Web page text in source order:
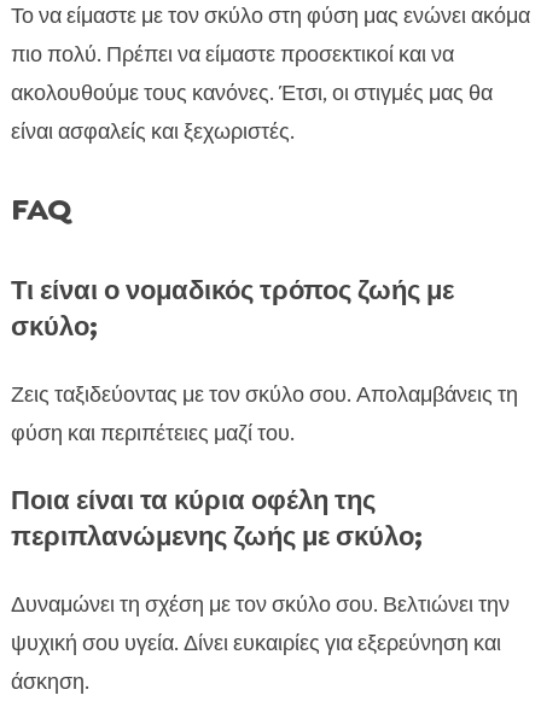
Το να είμαστε με τον σκύλο στη φύση μας ενώνει ακόμα
πιο πολύ. Πρέπει να είμαστε προσεκτικοί και να
ακολουθούμε τους κανόνες. Έτσι, οι στιγμές μας θα
είναι ασφαλείς και ξεχωριστές.
FAQ
Τι είναι ο νομαδικός τρόπος ζωής με
σκύλο;
Ζεις ταξιδεύοντας με τον σκύλο σου. Απολαμβάνεις τη
φύση και περιπέτειες μαζί του.
Ποια είναι τα κύρια οφέλη της
περιπλανώμενης ζωής με σκύλο;
Δυναμώνει τη σχέση με τον σκύλο σου. Βελτιώνει την
ψυχική σου υγεία. Δίνει ευκαιρίες για εξερεύνηση και
άσκηση.